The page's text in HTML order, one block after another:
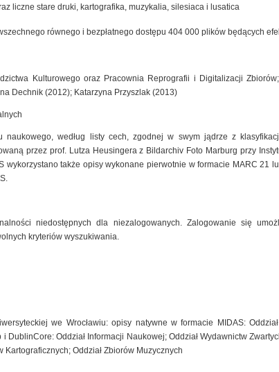
liczne stare druki, kartografika, muzykalia, silesiaca i lusatica
równego i bezpłatnego dostępu 404 000 plików będących
Kulturowego oraz Pracownia Reprografii i Digitalizacji
Dechnik (2012); Katarzyna Przyszlak (2013)
według listy cech, zgodnej w swym jądrze z
przez prof. Lutza Heusingera z Bildarchiv Foto Marburg przy
wykorzystano także opisy wykonane pierwotnie w formacie MARC 21
niedostępnych dla niezalogowanych. Zalogowanie się
kryteriów wyszukiwania.
we Wrocławiu: opisy natywne w formacie MIDAS:
DublinCore: Oddział Informacji Naukowej; Oddział Wydawnictw
Kartograficznych; Oddział Zbiorów Muzycznych